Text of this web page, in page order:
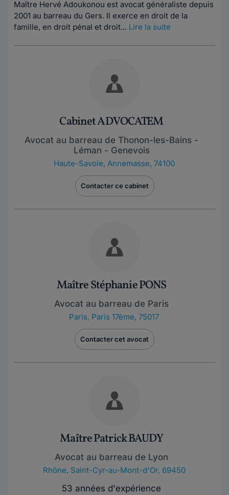
Maître Hervé Adoukonou est avocat généraliste depuis
2001 au barreau du Gers. Il exerce en droit de la
famille, en droit pénal et droit... Lire la suite
Cabinet ADVOCATEM
Avocat au barreau de Thonon-les-Bains -
Léman - Genevois
Haute-Savoie, Annemasse, 74100
Contacter ce cabinet
Maître Stéphanie PONS
Avocat au barreau de Paris
Paris, Paris 17ème, 75017
Contacter cet avocat
Maître Patrick BAUDY
Avocat au barreau de Lyon
Rhône, Saint-Cyr-au-Mont-d'Or, 69450
53 années d'expérience